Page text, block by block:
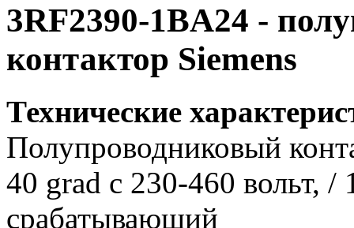
3RF2390-1BA24 -
контактор Siemens
Технические
Полупроводниковый
40 grad c 230-460 вольт, /
срабатывающий